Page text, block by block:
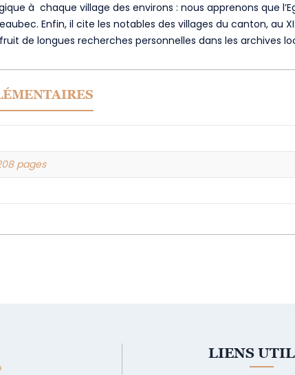
à chaque village des environs : nous apprenons que
Enfin, il cite les notables des villages du canton, au
de longues recherches personnelles dans les archives
pages
LIENS